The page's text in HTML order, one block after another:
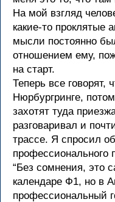
На мой взгляд
какие-то проклятые
мысли постоянно
отношением ему,
на старт.
Теперь все говорят,
Нюрбургринге,
захотят туда
разговаривал и
трассе. Я спросил
профессионального
“Без сомнения, это
календаре Ф1, но в
профессиональный